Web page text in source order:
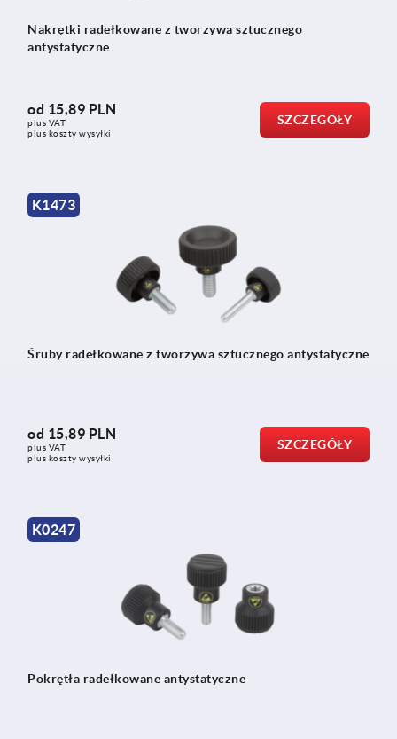
Nakrętki radełkowane z tworzywa sztucznego
antystatyczne
od 15,89 PLN
plus VAT
plus koszty wysyłki
SZCZEGÓŁY
K1473
Śruby radełkowane z tworzywa sztucznego antystatyczne
od 15,89 PLN
plus VAT
plus koszty wysyłki
SZCZEGÓŁY
K0247
Pokrętła radełkowane antystatyczne